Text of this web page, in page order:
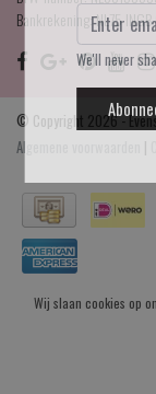
Bankrekening: NL75
© Copyright 2026 -
Algemene voorwaarden
|
We'll never
Wij slaan cookies op